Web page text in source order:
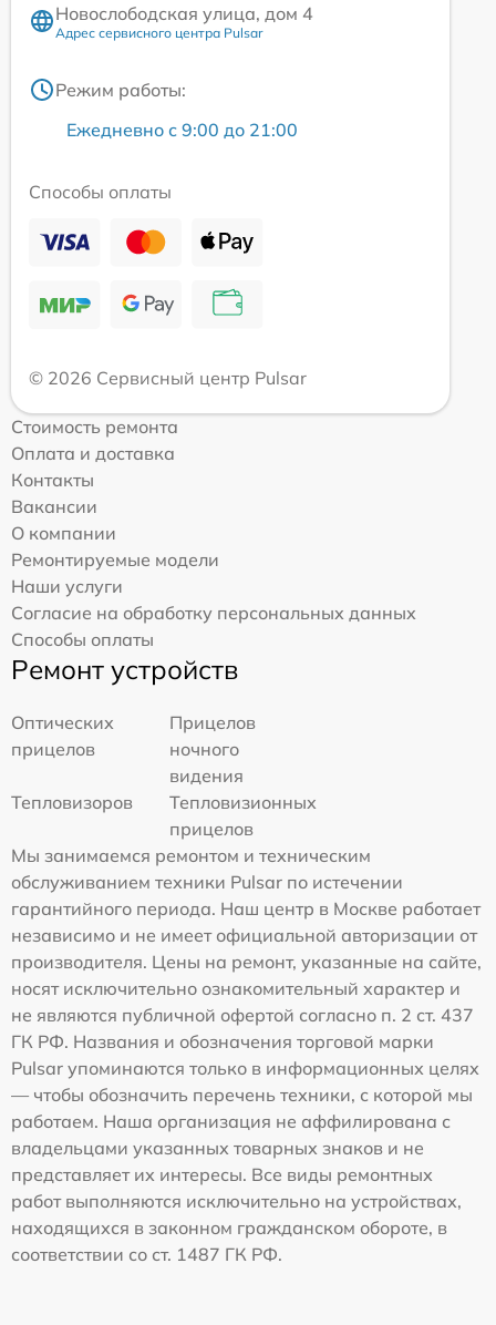
Новослободская улица, дом 4
Адрес сервисного центра Pulsar
Режим работы:
Ежедневно с 9:00 до 21:00
Способы оплаты
© 2026 Сервисный центр Pulsar
Стоимость ремонта
Оплата и доставка
Контакты
Вакансии
О компании
Ремонтируемые модели
Наши услуги
Согласие на обработку персональных данных
Способы оплаты
Ремонт устройств
Оптических
прицелов
Прицелов
ночного
видения
Тепловизоров
Тепловизионных
прицелов
Мы занимаемся ремонтом и техническим
обслуживанием техники Pulsar по истечении
гарантийного периода. Наш центр в Москве работает
независимо и не имеет официальной авторизации от
производителя. Цены на ремонт, указанные на сайте,
носят исключительно ознакомительный характер и
не являются публичной офертой согласно п. 2 ст. 437
ГК РФ. Названия и обозначения торговой марки
Pulsar упоминаются только в информационных целях
— чтобы обозначить перечень техники, с которой мы
работаем. Наша организация не аффилирована с
владельцами указанных товарных знаков и не
представляет их интересы. Все виды ремонтных
работ выполняются исключительно на устройствах,
находящихся в законном гражданском обороте, в
соответствии со ст. 1487 ГК РФ.